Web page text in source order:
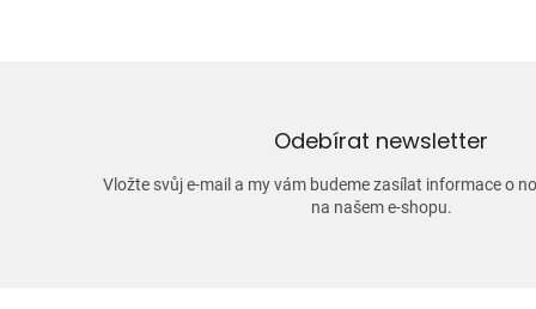
Odebírat newsletter
Vložte svůj e-mail a my vám budeme zasílat informace o
na našem e-shopu.